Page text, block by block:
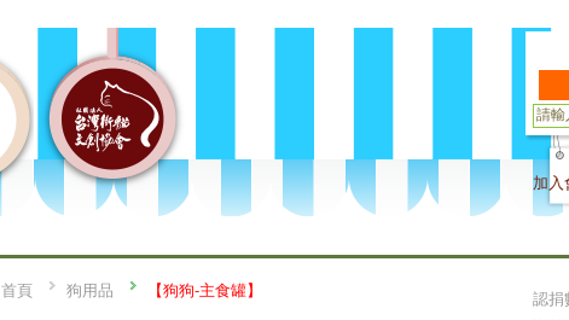
加入
認捐
首頁 狗用品 【狗狗-主食罐】